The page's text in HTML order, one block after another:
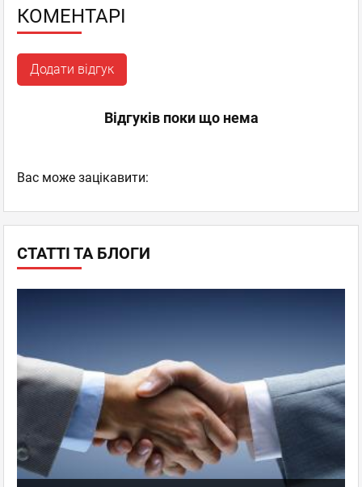
СТАТТІ ТА БЛОГИ
КОМЕНТАРІ
Додати відгук
Відгуків поки що нема
Вас може зацікавити: